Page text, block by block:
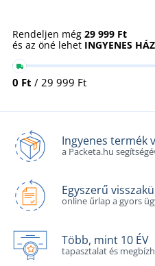
Rendeljen még 29 999 Ft
és az öné lehet INGYENES
0 Ft / 29 999 Ft
Ingyenes termék
a Packeta.hu
Egyszerű
online űrlap a gyors
Több, mint 10 ÉV
tapasztalat és